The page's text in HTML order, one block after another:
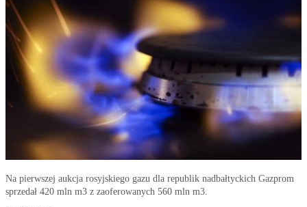
Na pierwszej aukcja rosyjskiego gazu dla republik nadbałtyckich Gazprom
sprzedał 420 mln m3 z zaoferowanych 560 mln m3.